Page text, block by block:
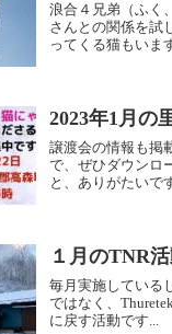
浪合４兄弟（ふく
さんとの関係を試
ってくる猫もいま
2023年1月の
譲渡会の情報も掲
で、ぜひダウンロ
と、ありがたいで
１月のTNR
毎月実施している
ではなく、
に戻す活動です...